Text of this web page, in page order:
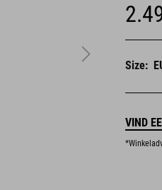
Size:
VIND